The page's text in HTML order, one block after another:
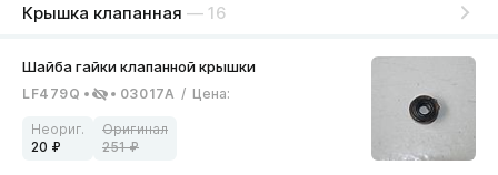
Крышка клапанная — 16
LF479Q 03017A / Цена:
20 251